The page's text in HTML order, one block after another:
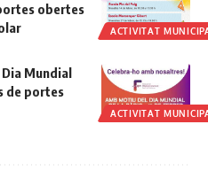
ACTIVITAT
obertes
ACTIVITAT
Mundial
de portes